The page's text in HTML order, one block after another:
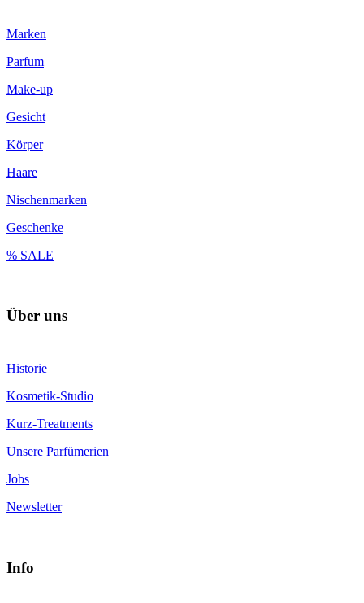
Marken
Parfum
Make-up
Gesicht
Körper
Haare
Nischenmarken
Geschenke
% SALE
Über uns
Historie
Kosmetik-Studio
Kurz-Treatments
Unsere Parfümerien
Jobs
Newsletter
Info